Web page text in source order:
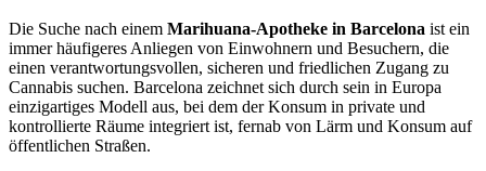
Die Suche nach einem Marihuana-Apotheke in Barcelona ist ein
immer häufigeres Anliegen von Einwohnern und Besuchern, die
einen verantwortungsvollen, sicheren und friedlichen Zugang zu
Cannabis suchen. Barcelona zeichnet sich durch sein in Europa
einzigartiges Modell aus, bei dem der Konsum in private und
kontrollierte Räume integriert ist, fernab von Lärm und Konsum auf
öffentlichen Straßen.